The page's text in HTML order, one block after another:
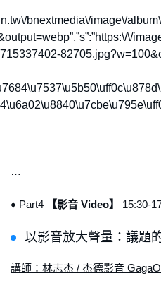
bnextmedia\/
…
♦ Part4 【影音 Video】 15:30-
以影音放大聲量：議題
講師：林志杰 / 杰德影音